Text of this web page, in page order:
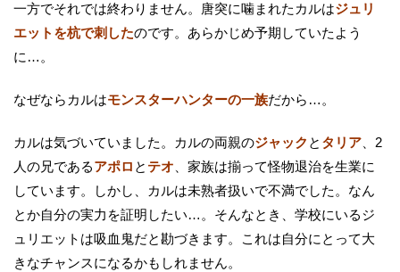
一方でそれでは終わりません。唐突に噛まれたカルはジュリ
エットを杭で刺したのです。あらかじめ予期していたよう
に…。
なぜならカルはモンスターハンターの一族だから…。
カルは気づいていました。カルの両親のジャック と タリア 、2
人の兄であるアポロ と テオ 、家族は揃って怪物退治を生業に
しています。しかし、カルは未熟者扱いで不満でした。なん
とか自分の実力を証明したい…。そんなとき、学校にいるジ
ュリエットは吸血鬼だと勘づきます。これは自分にとって大
きなチャンスになるかもしれません。